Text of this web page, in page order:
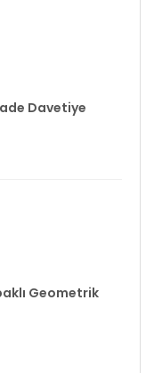
Davetiye
Geometrik